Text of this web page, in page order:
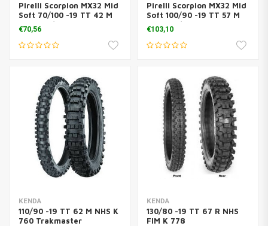
Pirelli Scorpion MX32 Mid
Soft 70/100 -19 TT 42 M
front 70/100 -19 TT 42 M
front
€70,56
Pirelli Scorpion MX32 Mid
Soft 100/90 -19 TT 57 M
rear 100/90 -19 TT 57 M
€103,10
KENDA
110/90 -19 TT 62 M NHS K
760 Trakmaster
KENDA
130/80 -19 TT 67 R NHS
FIM K 778